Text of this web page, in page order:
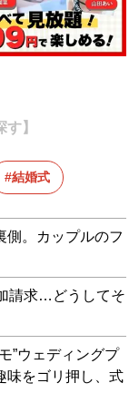
】
結婚式
側。カップルのフ
請求…どうしてそ
”ウェディングプ
をゴリ押し、式